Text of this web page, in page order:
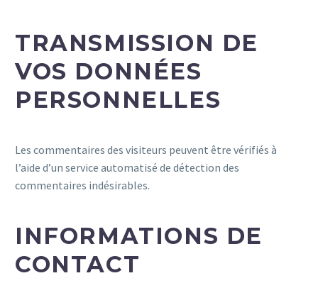
TRANSMISSION DE
VOS DONNÉES
PERSONNELLES
Les commentaires des visiteurs peuvent être vérifiés à
l’aide d’un service automatisé de détection des
commentaires indésirables.
INFORMATIONS DE
CONTACT